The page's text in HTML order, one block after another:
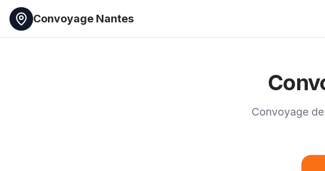
Convoyage Nantes
Convoyage